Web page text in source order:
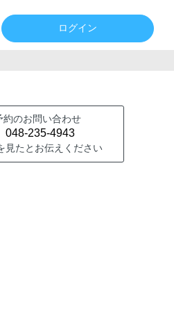
ログイン
約のお問い合わせ
048-235-4943
見たとお伝えください